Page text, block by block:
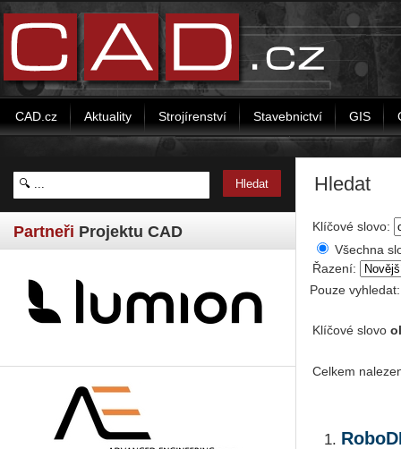
CAD.cz Aktuality Strojírenství Stavebnictví GIS
Partneři Projektu CAD
Hledat
Klíčové slovo:
Všechna
Řazení:
Pouze
Klíčové slovo
Celkem
1.